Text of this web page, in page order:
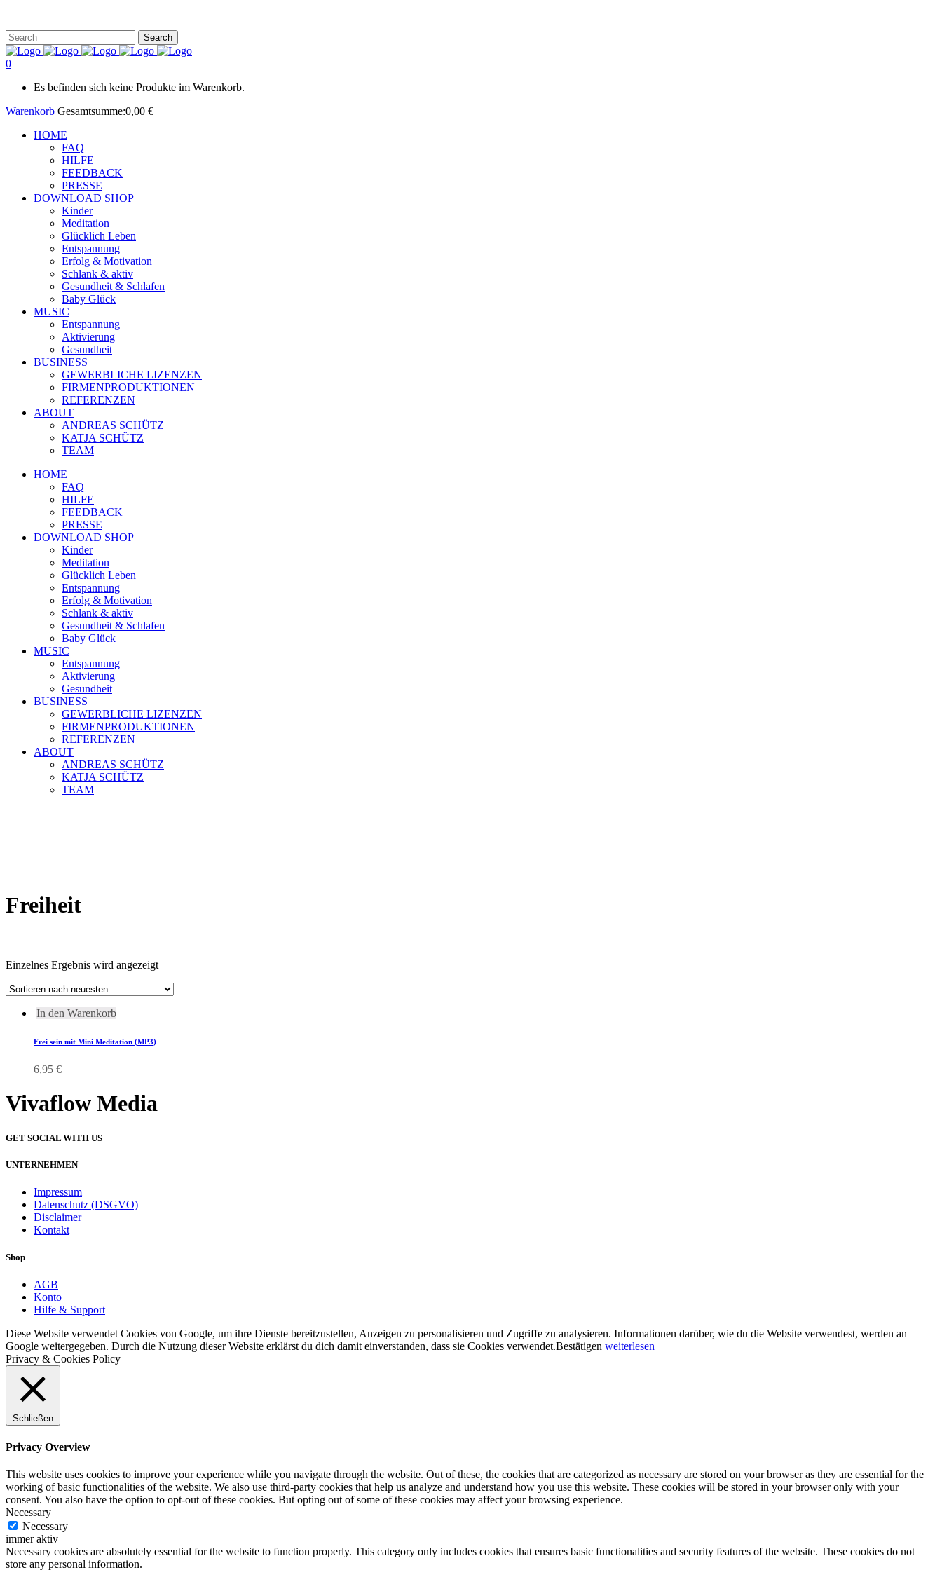
0
Es befinden sich keine Produkte im Warenkorb.
Warenkorb Gesamtsumme:0,00 €
HOME
FAQ
HILFE
FEEDBACK
PRESSE
DOWNLOAD SHOP
Kinder
Meditation
Glücklich Leben
Entspannung
Erfolg & Motivation
Schlank & aktiv
Gesundheit & Schlafen
Baby Glück
MUSIC
Entspannung
Aktivierung
Gesundheit
BUSINESS
GEWERBLICHE LIZENZEN
FIRMENPRODUKTIONEN
REFERENZEN
ABOUT
ANDREAS SCHÜTZ
KATJA SCHÜTZ
TEAM
HOME
FAQ
HILFE
FEEDBACK
PRESSE
DOWNLOAD SHOP
Kinder
Meditation
Glücklich Leben
Entspannung
Erfolg & Motivation
Schlank & aktiv
Gesundheit & Schlafen
Baby Glück
MUSIC
Entspannung
Aktivierung
Gesundheit
BUSINESS
GEWERBLICHE LIZENZEN
FIRMENPRODUKTIONEN
REFERENZEN
ABOUT
ANDREAS SCHÜTZ
KATJA SCHÜTZ
TEAM
Freiheit
Einzelnes Ergebnis wird angezeigt
In den Warenkorb
Frei sein mit Mini Meditation (MP3)
6,95 €
Vivaflow Media
GET SOCIAL WITH US
UNTERNEHMEN
Impressum
Datenschutz (DSGVO)
Disclaimer
Kontakt
Shop
AGB
Konto
Hilfe & Support
Diese Website verwendet Cookies von Google, um ihre Dienste bereitzustellen, Anzeigen zu personalisieren und Zugriffe zu analysieren. Informationen darüber, wie du die Website verwendest, werden an
Google weitergegeben. Durch die Nutzung dieser Website erklärst du dich damit einverstanden, dass sie Cookies verwendet.Bestätigen weiterlesen
Privacy & Cookies Policy
Schließen
Privacy Overview
This website uses cookies to improve your experience while you navigate through the website. Out of these, the cookies that are categorized as necessary are stored on your browser as they are essential for the
working of basic functionalities of the website. We also use third-party cookies that help us analyze and understand how you use this website. These cookies will be stored in your browser only with your
consent. You also have the option to opt-out of these cookies. But opting out of some of these cookies may affect your browsing experience.
Necessary
Necessary
immer aktiv
Necessary cookies are absolutely essential for the website to function properly. This category only includes cookies that ensures basic functionalities and security features of the website. These cookies do not
store any personal information.